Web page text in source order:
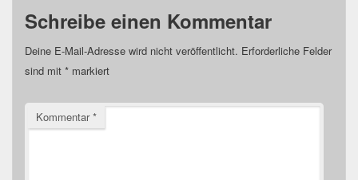
Schreibe einen Kommentar
Deine E-Mail-Adresse wird nicht veröffentlicht. Erforderliche Felder
sind mit * markiert
Kommentar*